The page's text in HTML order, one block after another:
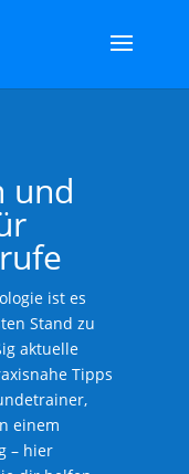
und
ist es
Stand zu
aktuelle
Tipps
einem
– hier